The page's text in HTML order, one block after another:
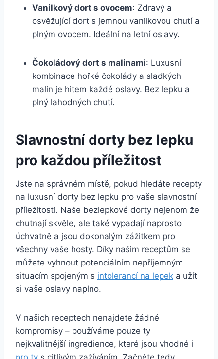
Vanilkový dort s ovocem: Zdravý a
osvěžující dort s jemnou vanilkovou chutí a
plným ovocem. Ideální na letní oslavy.
Čokoládový dort s malinami: Luxusní
kombinace hořké čokolády a sladkých
malin je hitem každé oslavy. Bez lepku a
plný lahodných chutí.
Slavnostní dorty bez lepku
pro každou příležitost
Jste na správném místě, pokud hledáte recepty
na luxusní dorty bez lepku pro vaše slavnostní
příležitosti. Naše bezlepkové dorty nejenom že
chutnají skvěle, ale také vypadají naprosto
úchvatně a jsou dokonalým zážitkem pro
všechny vaše hosty. Díky našim receptům se
můžete vyhnout potenciálním nepříjemným
situacím spojeným s intolerancí na lepek a užít
si vaše oslavy naplno.
V našich receptech nenajdete žádné
kompromisy – používáme pouze ty
nejkvalitnější ingredience, které jsou vhodné i
pro ty s citlivým zažíváním. Začněte tedy